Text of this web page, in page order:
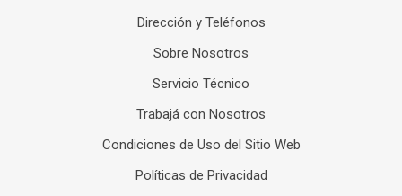
Dirección y Teléfonos
Sobre Nosotros
Servicio Técnico
Trabajá con Nosotros
Condiciones de Uso del Sitio Web
Políticas de Privacidad